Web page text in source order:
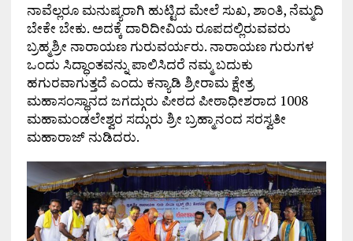
ನಾವೆಲ್ಲರೂ ಮನುಷ್ಯರಾಗಿ ಹುಟ್ಟಿದ ಮೇಲೆ ಸುಖ, ಶಾಂತಿ, ನೆಮ್ಮದಿ
ಬೇಕೇ ಬೇಕು. ಅದಕ್ಕೆ ದಾರಿದೀವಿಯ ರೂಪದಲ್ಲಿರುವವರು
ಬ್ರಹ್ಮಶ್ರೀ ನಾರಾಯಣ ಗುರುವರ್ಯರು. ನಾರಾಯಣ ಗುರುಗಳ
ಒಂದು ಸಿದ್ಧಾಂತವನ್ನು ಪಾಲಿಸಿದರೆ ನಮ್ಮ ಬದುಕು
ಹಗುರವಾಗುತ್ತದೆ ಎಂದು ಕನ್ಯಾಡಿ ಶ್ರೀರಾಮ ಕ್ಷೇತ್ರ
ಮಹಾಸಂಸ್ಥಾನದ ಜಗದ್ಗುರು ಪೀಠದ ಪೀಠಾಧೀಶರಾದ 1008
ಮಹಾಮಂಡಲೇಶ್ವರ ಸದ್ಗುರು ಶ್ರೀ ಬ್ರಹ್ಮಾನಂದ ಸರಸ್ವತೀ
ಮಹಾರಾಜ್ ನುಡಿದರು.